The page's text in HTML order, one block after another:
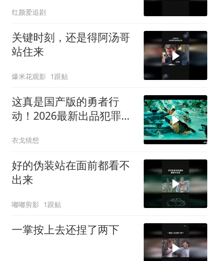
红颜爱追剧
关键时刻，还是得阿汤哥
站住来
爆米花观影 1跟贴
这真是国产版的勇者行
动！2026最新出品犯罪枪
衣戈猜想
好的伪装站在面前都看不
出来
嘟嘟剪影 1跟贴
一掌按上去还捏了两下